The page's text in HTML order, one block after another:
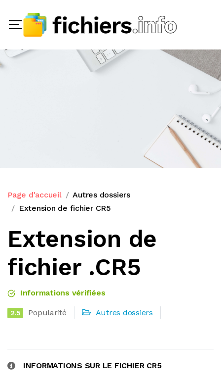
Page d'accueil
Autres dossiers
Extension de fichier CR5
Extension de
fichier .CR5
Informations vérifiées
2.5 Popularité Autres dossiers
INFORMATIONS SUR LE FICHIER CR5